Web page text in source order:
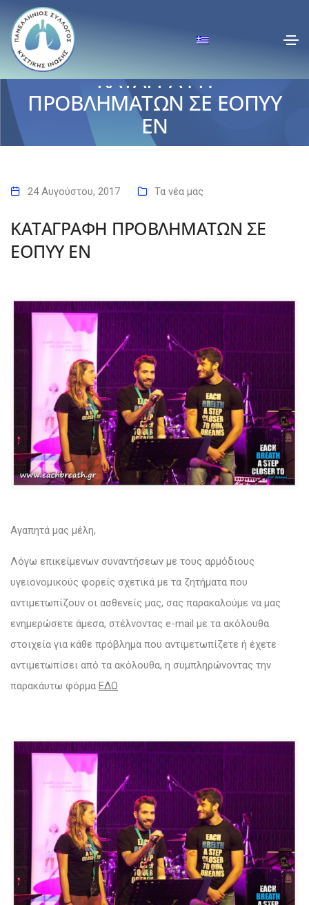
ΚΑΤΑΓΡΑΦΗ
ΠΡΟΒΛΗΜΑΤΩΝ ΣΕ ΕΟΠΥΥ
EN
Αρχική ΚΑΤΑΓΡΑΦΗ ΠΡΟΒΛΗΜΑΤΩΝ ΣΕ ΕΟΠΥΥ EN
24 Αυγούστου, 2017 Τα νέα μας
ΚΑΤΑΓΡΑΦΗ ΠΡΟΒΛΗΜΑΤΩΝ ΣΕ
ΕΟΠΥΥ EN
Αγαπητά μας μέλη,
Λόγω επικείμενων συναντήσεων με τους αρμόδιους
υγειονομικούς φορείς σχετικά με τα ζητήματα που
αντιμετωπίζουν οι ασθενείς μας, σας παρακαλούμε να μας
ενημερώσετε άμεσα, στέλνοντας e-mail με τα ακόλουθα
στοιχεία για κάθε πρόβλημα που αντιμετωπίζετε ή έχετε
αντιμετωπίσει από τα ακόλουθα, η συμπληρώνοντας την
παρακάυτω φόρμα ΕΔΩ